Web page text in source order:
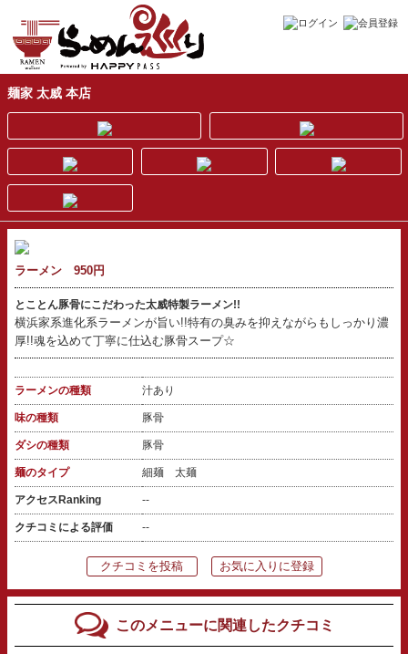
麺家 太威 本店
ラーメン 950円
とことん豚骨にこだわった太威特製ラーメン!!
横浜家系進化系ラーメンが旨い!!特有の臭みを抑えながらもしっかり濃
厚!!魂を込めて丁寧に仕込む豚骨スープ☆
ラーメンの種類 汁あり
味の種類 豚骨
ダシの種類 豚骨
麺のタイプ 細麺 太麺
アクセスRanking --
クチコミによる評価 --
クチコミを投稿 お気に入りに登録
このメニューに関連したクチコミ